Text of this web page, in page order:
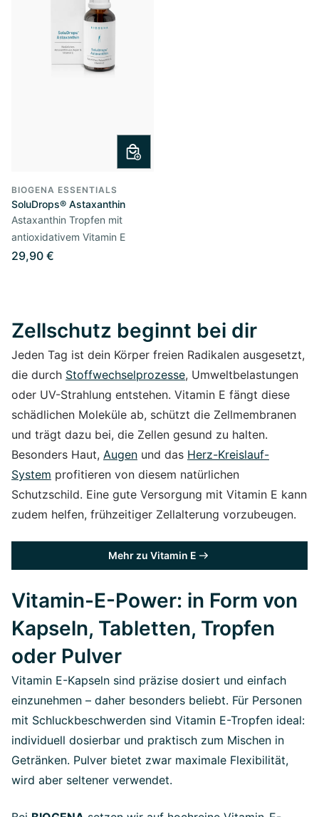
BIOGENA ESSENTIALS
SoluDrops® Astaxanthin
Astaxanthin Tropfen mit
antioxidativem Vitamin E
29,90 €
Zellschutz beginnt bei dir
Jeden Tag ist dein Körper freien Radikalen ausgesetzt,
die durch Stoffwechselprozesse, Umweltbelastungen
oder UV-Strahlung entstehen. Vitamin E fängt diese
schädlichen Moleküle ab, schützt die Zellmembranen
und trägt dazu bei, die Zellen gesund zu halten.
Besonders Haut, Augen und das Herz-Kreislauf-
System profitieren von diesem natürlichen
Schutzschild. Eine gute Versorgung mit Vitamin E kann
zudem helfen, frühzeitiger Zellalterung vorzubeugen.
Mehr zu Vitamin E
Vitamin-E-Power: in Form von
Kapseln, Tabletten, Tropfen
oder Pulver
Vitamin E-Kapseln sind präzise dosiert und einfach
einzunehmen – daher besonders beliebt. Für Personen
mit Schluckbeschwerden sind Vitamin E-Tropfen ideal:
individuell dosierbar und praktisch zum Mischen in
Getränken. Pulver bietet zwar maximale Flexibilität,
wird aber seltener verwendet.